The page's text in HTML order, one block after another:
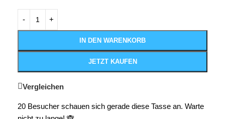
IN DEN WARENKORB
JETZT KAUFEN
Vergleichen
20 Besucher schauen sich gerade diese Tasse an. Warte